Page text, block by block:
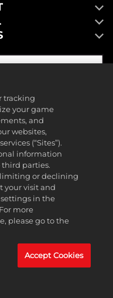
Publicado por 2K Games.
Two Interactive Software,
comerciais da Take-Two
marcas registradas e
Todos os direitos
tracking
your game
and
websites,
(“Sites”).
information
parties.
limiting or declining
your visit and
in the
more
please go to the
Accept Cookies